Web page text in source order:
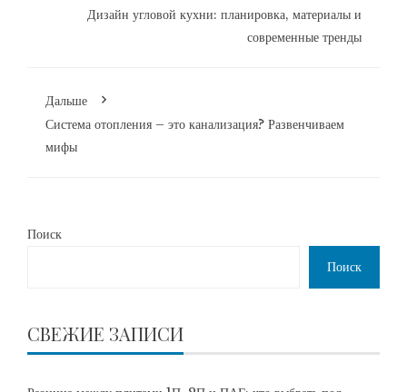
Дизайн угловой кухни: планировка, материалы и
современные тренды
Дальше
Система отопления – это канализация? Развенчиваем
мифы
Поиск
Поиск
СВЕЖИЕ ЗАПИСИ